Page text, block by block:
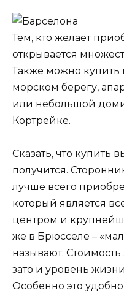
Тем, кто желает
открывается
Также можно купить
морском берегу,
или небольшой
Кортрейке.
Сказать, что купить
получится.
лучше всего
который является
центром и
же в Брюсселе –
называют.
зато и уровень
Особенно это